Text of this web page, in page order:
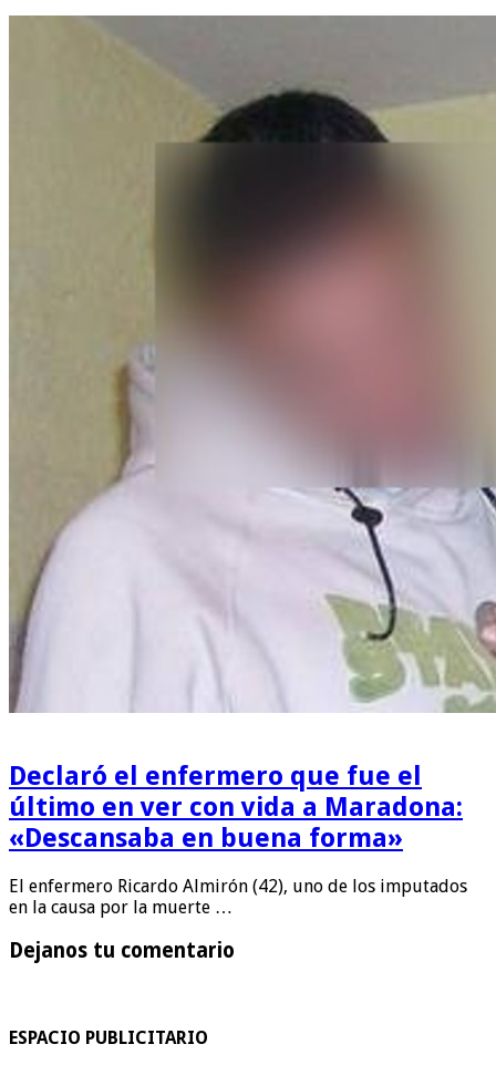
Declaró el enfermero que fue el
último en ver con vida a Maradona:
«Descansaba en buena forma»
El enfermero Ricardo Almirón (42), uno de los imputados
en la causa por la muerte …
Dejanos tu comentario
ESPACIO PUBLICITARIO